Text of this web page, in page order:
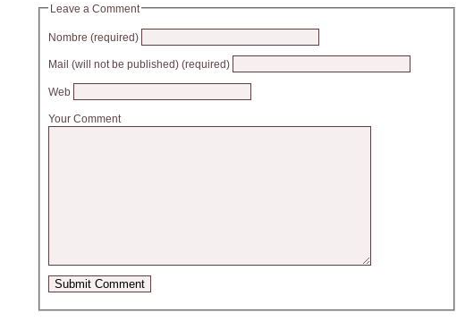
Leave a Comment
Nombre (required)
Mail (will not be published) (required)
Web
Your Comment